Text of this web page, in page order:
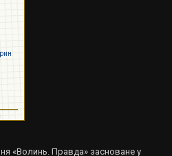
«Волинь. Правда» засноване у